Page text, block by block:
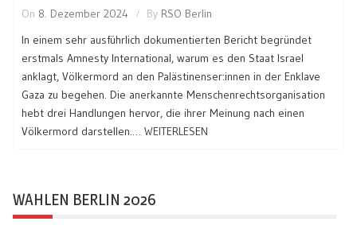
On 8. Dezember 2024 By RSO Berlin
In einem sehr ausführlich dokumentierten Bericht begründet
erstmals Amnesty International, warum es den Staat Israel
anklagt, Völkermord an den Palästinenser:innen in der Enklave
Gaza zu begehen. Die anerkannte Menschenrechtsorganisation
hebt drei Handlungen hervor, die ihrer Meinung nach einen
Völkermord darstellen.… WEITERLESEN
WAHLEN BERLIN 2026